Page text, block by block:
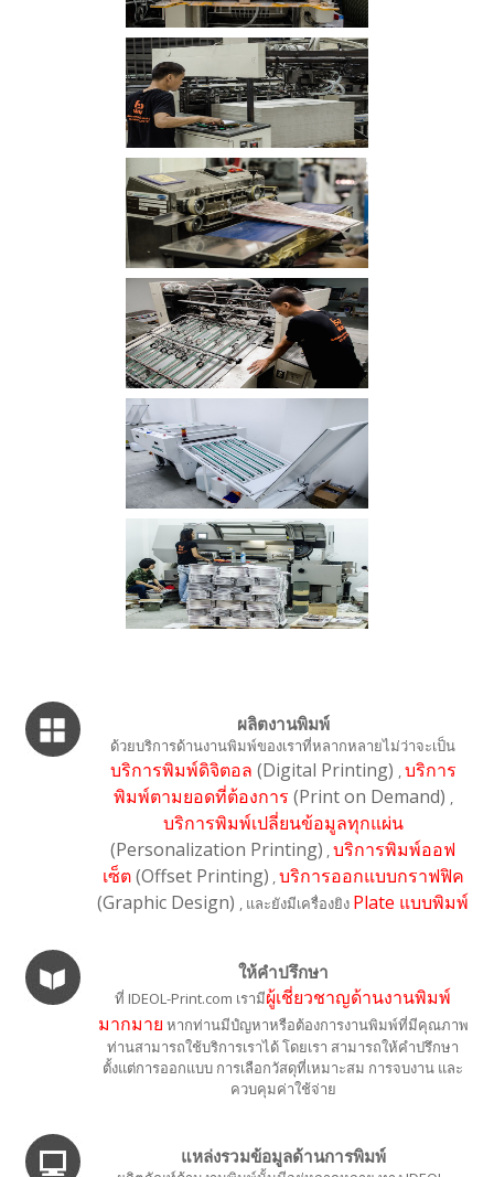
ผลิตงานพิมพ์
ด้วยบริการด้านงานพิมพ์ของเราที่หลากหลายไม่ว่าจะเป็น
บริการพิมพ์ดิจิตอล (Digital Printing) ,บริการ
พิมพ์ตามยอดที่ต้องการ (Print on Demand) ,
บริการพิมพ์เปลี่ยนข้อมูลทุกแผ่น
(Personalization Printing) ,บริการพิมพ์ออฟ
เซ็ต(Offset Printing) ,บริการออกแบบกราฟฟิค
(Graphic Design) , และยังมีเครื่องยิง Plate แบบพิมพ์
ให้คำปรึกษา
ที่ IDEOL-Print.com เรามีผู้เชี่ยวชาญด้านงานพิมพ์
มากมาย หากท่านมีปํญหาหรือต้องการงานพิมพ์ที่มีคุณภาพ
ท่านสามารถใช้บริการเราได้ โดยเรา สามารถให้คำปรึกษา
ตั้งแต่การออกแบบ การเลือกวัสดุที่เหมาะสม การจบงาน และ
ควบคุมค่าใช้จ่าย
แหล่งรวมข้อมูลด้านการพิมพ์